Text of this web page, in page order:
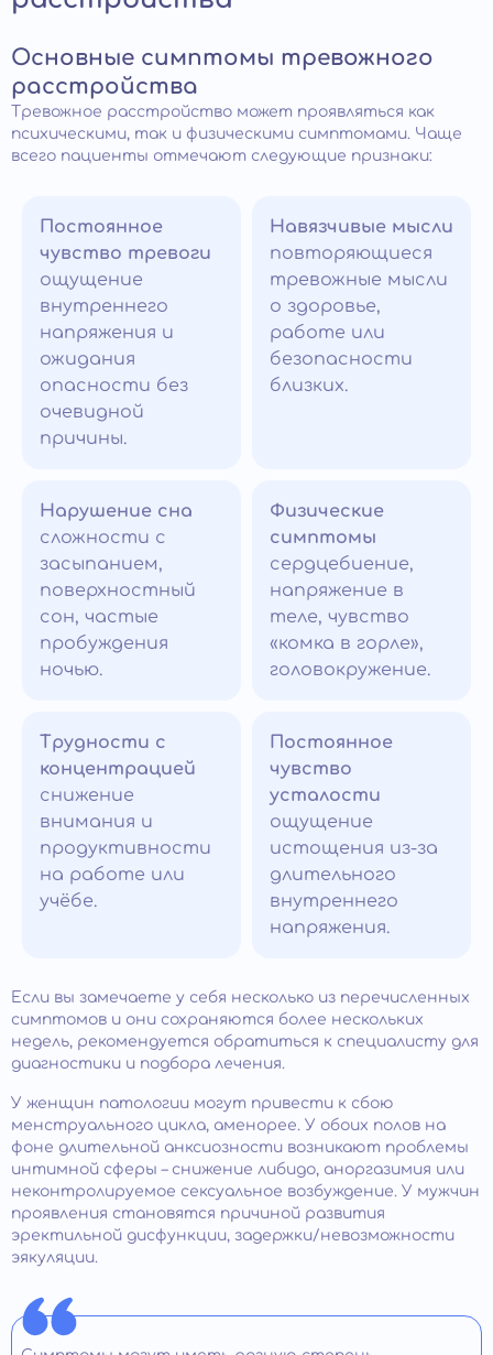
Основные симптомы тревожного
расстройства
Тревожное расстройство может проявляться как
психическими, так и физическими симптомами. Чаще
всего пациенты отмечают следующие признаки:
Постоянное
чувство тревоги
ощущение
внутреннего
напряжения и
ожидания
опасности без
очевидной
причины.
Навязчивые мысли
повторяющиеся
тревожные мысли
о здоровье,
работе или
безопасности
близких.
Нарушение сна
сложности с
засыпанием,
поверхностный
сон, частые
пробуждения
ночью.
Физические
симптомы
сердцебиение,
напряжение в
теле, чувство
«комка в горле»,
головокружение.
Трудности с
концентрацией
снижение
внимания и
продуктивности
на работе или
учёбе.
Постоянное
чувство
усталости
ощущение
истощения из-за
длительного
внутреннего
напряжения.
Если вы замечаете у себя несколько из перечисленных
симптомов и они сохраняются более нескольких
недель, рекомендуется обратиться к специалисту для
диагностики и подбора лечения.
У женщин патологии могут привести к сбою
менструального цикла, аменорее. У обоих полов на
фоне длительной анксиозности возникают проблемы
интимной сферы – снижение либидо, аноргазимия или
неконтролируемое сексуальное возбуждение. У мужчин
проявления становятся причиной развития
эректильной дисфункции, задержки/невозможности
эякуляции.